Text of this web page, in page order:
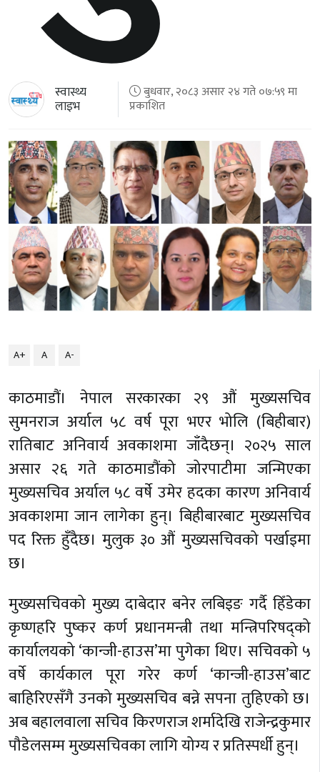
स्वास्थ्य
लाइभ
बुधवार, २०८३ असार २४ गते ०७:५९ मा
प्रकाशित
A+ A A-
काठमाडौं। नेपाल सरकारका २९ औं मुख्यसचिव
सुमनराज अर्याल ५८ वर्ष पूरा भएर भोलि (बिहीबार)
रातिबाट अनिवार्य अवकाशमा जाँदैछन्। २०२५ साल
असार २६ गते काठमाडौंको जोरपाटीमा जन्मिएका
मुख्यसचिव अर्याल ५८ वर्षे उमेर हदका कारण अनिवार्य
अवकाशमा जान लागेका हुन्। बिहीबारबाट मुख्यसचिव
पद रिक्त हुँदैछ। मुलुक ३० औं मुख्यसचिवको पर्खाइमा
छ।
मुख्यसचिवको मुख्य दाबेदार बनेर लबिइङ गर्दै हिँडेका
कृष्णहरि पुष्कर कर्ण प्रधानमन्त्री तथा मन्त्रिपरिषद्को
कार्यालयको ‘कान्जी-हाउस’मा पुगेका थिए। सचिवको ५
वर्षे कार्यकाल पूरा गरेर कर्ण ‘कान्जी-हाउस’बाट
बाहिरिएसँगै उनको मुख्यसचिव बन्ने सपना तुहिएको छ।
अब बहालवाला सचिव किरणराज शर्मादेखि राजेन्द्रकुमार
पौडेलसम्म मुख्यसचिवका लागि योग्य र प्रतिस्पर्धी हुन्।